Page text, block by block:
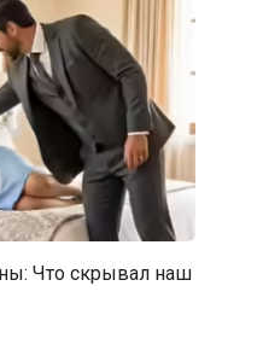
Что скрывал наш